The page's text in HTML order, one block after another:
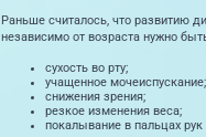
Раньше считалось, что развитию
независимо от возраста нужно
сухость во рту;
учащенное мочеиспускание;
снижения зрения;
резкое изменения веса;
покалывание в пальцах рук